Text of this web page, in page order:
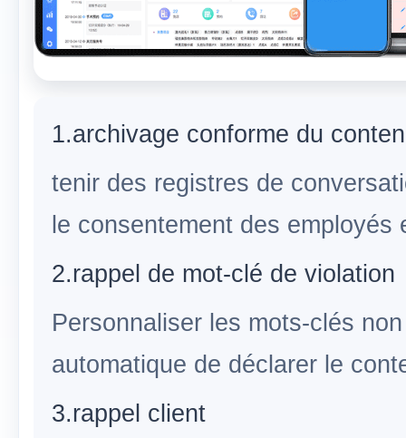
1.archivage conforme du
tenir des registres de
le consentement des employés
2.rappel de mot-clé de violation
Personnaliser les mots-clés
automatique de déclarer le
3.rappel client